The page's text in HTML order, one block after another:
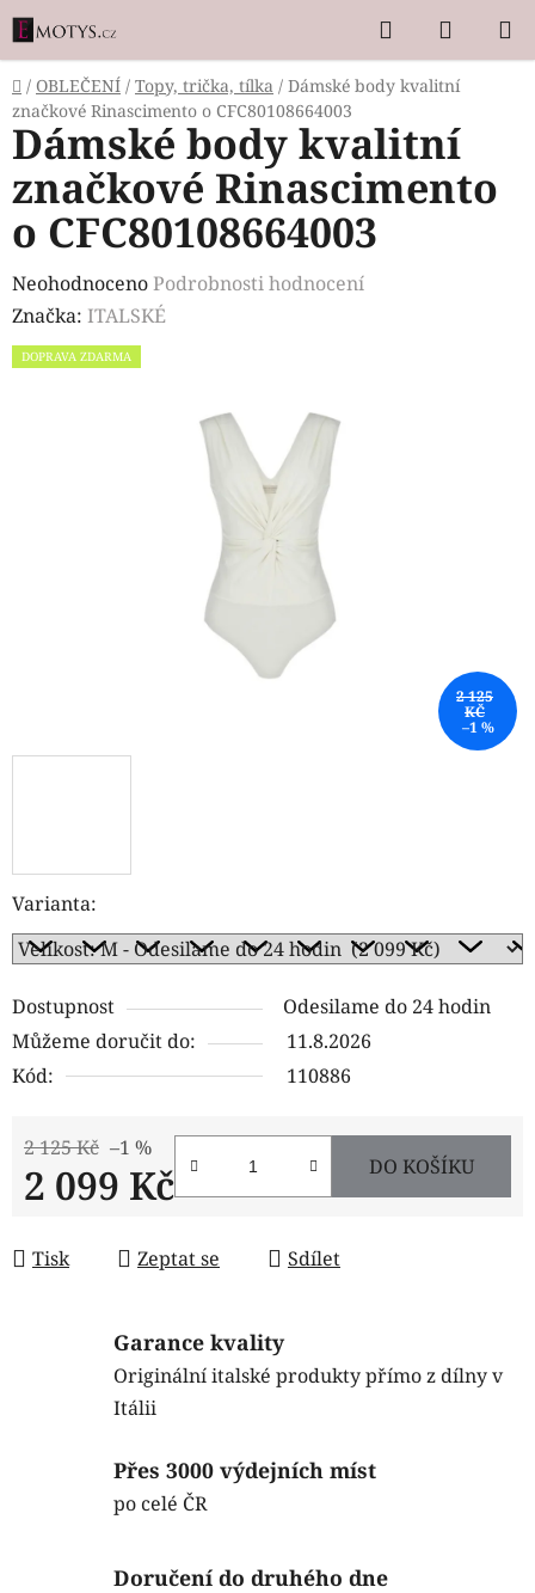
Přejít
na
obsah
Hledat
KOŠÍK
Domů
/ OBLEČENÍ / Topy, trička, tílka / Dámské body kvalitní
značkové Rinascimento o CFC80108664003
Varianta:
Dostupnost
Odesilame do 24 hodin
Můžeme doručit do:
11.8.2026
Kód:
110886
2 125 Kč –1 %
2 099 Kč DO KOŠÍKU
Tisk Zeptat se Sdílet
Dámské body kvalitní
značkové Rinascimento
o CFC80108664003
Průměrné
hodnocení
produktu
NeohodnocenoPodrobnosti hodnocení
Značka: ITALSKÉ
DOPRAVA ZDARMA
2 125
KČ
–1 %
Garance kvality
Originální italské produkty přímo z dílny v
Itálii
Přes 3000 výdejních míst
po celé ČR
Doručení do druhého dne